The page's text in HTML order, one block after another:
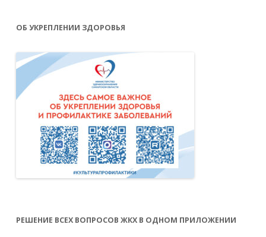
ОБ УКРЕПЛЕНИИ ЗДОРОВЬЯ
РЕШЕНИЕ ВСЕХ ВОПРОСОВ ЖКХ В ОДНОМ ПРИЛОЖЕНИИ